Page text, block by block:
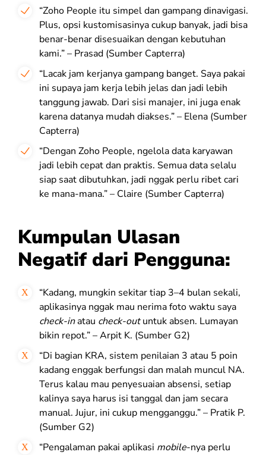
“Zoho People itu simpel dan gampang dinavigasi.
Plus, opsi kustomisasinya cukup banyak, jadi bisa
benar-benar disesuaikan dengan kebutuhan
kami.” – Prasad (Sumber Capterra)
“Lacak jam kerjanya gampang banget. Saya pakai
ini supaya jam kerja lebih jelas dan jadi lebih
tanggung jawab. Dari sisi manajer, ini juga enak
karena datanya mudah diakses.” – Elena (Sumber
Capterra)
“Dengan Zoho People, ngelola data karyawan
jadi lebih cepat dan praktis. Semua data selalu
siap saat dibutuhkan, jadi nggak perlu ribet cari
ke mana-mana.” – Claire (Sumber Capterra)
Kumpulan Ulasan
Negatif dari Pengguna:
“Kadang, mungkin sekitar tiap 3–4 bulan sekali,
aplikasinya nggak mau nerima foto waktu saya
check-inatau check-outuntuk absen. Lumayan
bikin repot.” – Arpit K. (Sumber G2)
“Di bagian KRA, sistem penilaian 3 atau 5 poin
kadang enggak berfungsi dan malah muncul NA.
Terus kalau mau penyesuaian absensi, setiap
kalinya saya harus isi tanggal dan jam secara
manual. Jujur, ini cukup mengganggu.” – Pratik P.
(Sumber G2)
“Pengalaman pakai aplikasi mobile-nya perlu